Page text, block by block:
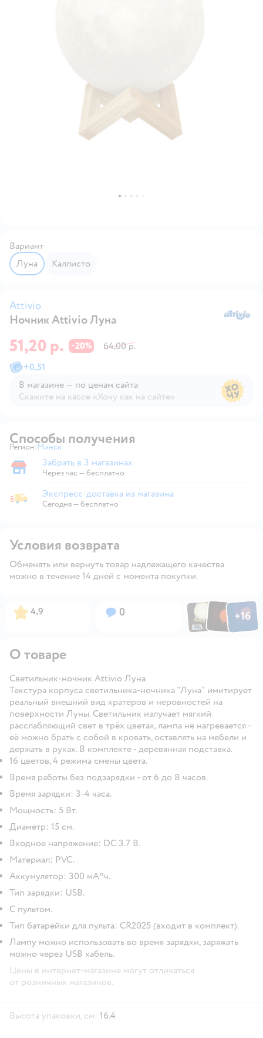
Вариант
Луна
Каллисто
Attivio
Ночник Attivio Луна
51,20 р. −20%
64,00 р.
+0,51
В магазине — по ценам сайта
Скажите на кассе «Хочу как на сайте»
Способы получения
Регион: Выбор адреса доставки.
Минск
Забрать в магазине
Забрать в 3 магазинах
Через час — бесплатно
Экспресс-доставка из магазина
Экспресс-доставка из магазина
Сегодня—бесплатно
Условия возврата
Обменять или вернуть товар надлежащего качества
можно в течение 14 дней с момента покупки.
Рейтинг:
4,9 Вопросов:
0 ФотоФотоФото
+16
Открыть
О товаре
Светильник-ночник Attivio Луна
Текстура корпуса светильника-ночника "Луна" имитирует
реальный внешний вид кратеров и неровностей на
поверхности Луны. Светильник излучает мягкий
расслабляющий свет в трёх цветах, лампа не нагревается -
её можно брать с собой в кровать, оставлять на мебели и
держать в руках. В комплекте - деревянная подставка.
16 цветов, 4 режима смены цвета.
Время работы без подзарядки - от 6 до 8 часов.
Время зарядки: 3-4 часа.
Мощность: 5 Вт.
Диаметр: 15 см.
Входное напряжение: DC 3.7 В.
Материал: PVC.
Аккумулятор: 300 мА*ч.
Тип зарядки: USB.
С пультом.
Тип батарейки для пульта: CR2025 (входит в комплект).
Лампу можно использовать во время зарядки, заряжать
можно через USB кабель.
Цены в интернет-магазине могут отличаться
от розничных магазинов.
Высота упаковки, см: 16.4